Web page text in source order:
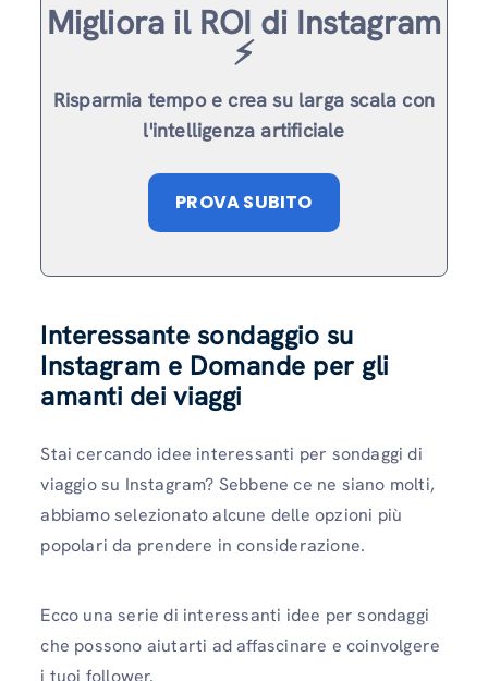
Migliora il ROI di Instagram
⚡️
Risparmia tempo e crea su larga scala con
l'intelligenza artificiale
PROVA SUBITO
Interessante sondaggio su
Instagram e Domande per gli
amanti dei viaggi
Stai cercando idee interessanti per sondaggi di
viaggio su Instagram? Sebbene ce ne siano molti,
abbiamo selezionato alcune delle opzioni più
popolari da prendere in considerazione.
Ecco una serie di interessanti idee per sondaggi
che possono aiutarti ad affascinare e coinvolgere
i tuoi follower.